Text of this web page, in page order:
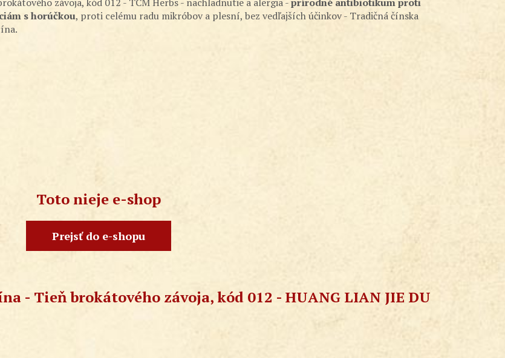
závoja, kód 012 - TCM Herbs - nachladnutie a alergia -prírodné antibiotikum proti
s horúčkou, proti celému radu mikróbov a plesní, bez vedľajších účinkov - Tradičná čínska
Toto nieje e-shop
Prejsť do e-shopu
- Tieň brokátového závoja, kód 012 - HUANG LIAN JIE DU